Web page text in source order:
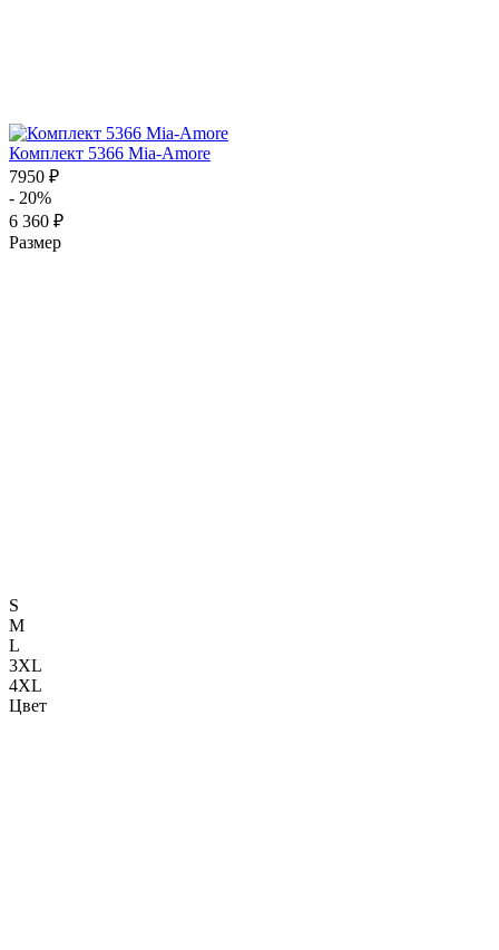
Комплект 5366 Mia-Amore
7950 ₽
- 20%
6 360 ₽
Размер
S
M
L
3XL
4XL
Цвет